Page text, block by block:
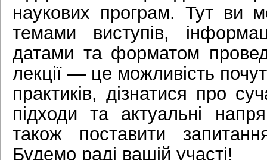
наукових програм. Тут ви
темами виступів,
датами та форматом
лекції — це можливість
практиків, дізнатися про
підходи та актуальні
також поставити
Будемо раді вашій участі!